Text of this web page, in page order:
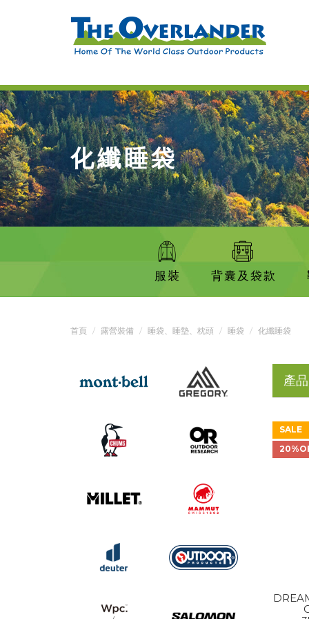
化纖睡袋
服裝 背囊及袋款
首頁 露營裝備 睡袋、睡墊、枕頭 睡袋 化纖睡袋
產品
SALE